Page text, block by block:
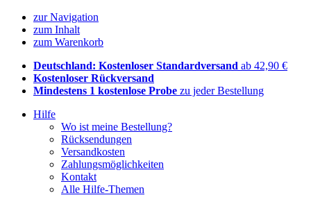
zur Navigation
zum Inhalt
zum Warenkorb
Deutschland: Kostenloser Standardversand ab 42,90 €
Kostenloser Rückversand
Mindestens 1 kostenlose Probe zu jeder Bestellung
Hilfe
Wo ist meine Bestellung?
Rücksendungen
Versandkosten
Zahlungsmöglichkeiten
Kontakt
Alle Hilfe-Themen